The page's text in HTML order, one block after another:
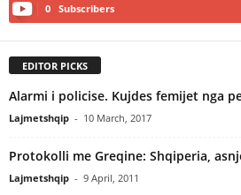
0 Subscribers
EDITOR PICKS
Alarmi i policise. Kujdes femijet nga
Lajmetshqip - 10 March, 2017
Protokolli me Greqine: Shqiperia,
Lajmetshqip - 9 April, 2011